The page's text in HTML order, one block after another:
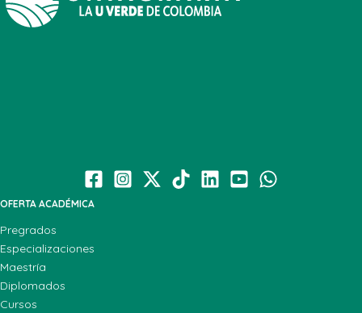
OFERTA ACADÉMICA
Pregrados
Especializaciones
Maestría
Diplomados
Cursos